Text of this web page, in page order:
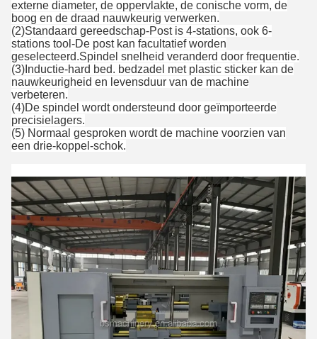
externe diameter, de oppervlakte, de conische vorm, de
boog en de draad nauwkeurig verwerken.
(2)Standaard gereedschap-Post is 4-stations, ook 6-
stations tool -De post kan facultatief worden
geselecteerd.Spindel snelheid veranderd door frequentie.
(3) Inductie-hard bed. bedzadel met plastic sticker kan de
nauwkeurigheid en levensduur van de machine
verbeteren.
(4)De spindel wordt ondersteund door geïmporteerde
precisielagers.
(5) Normaal gesproken wordt de machine voorzien van
een drie-koppel-schok.